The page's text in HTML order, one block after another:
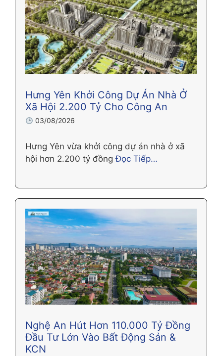
Hưng Yên Khởi Công Dự Án Nhà Ở
Xã Hội 2.200 Tỷ Cho Công An
03/08/2026
Hưng Yên vừa khởi công dự án nhà ở xã
hội hơn 2.200 tỷ đồng Đọc Tiếp…
Nghệ An Hút Hơn 110.000 Tỷ Đồng
Đầu Tư Lớn Vào Bất Động Sản &
KCN